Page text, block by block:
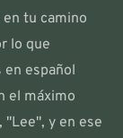
tu camino
lo que
español
el máximo
, "Lee", y en ese